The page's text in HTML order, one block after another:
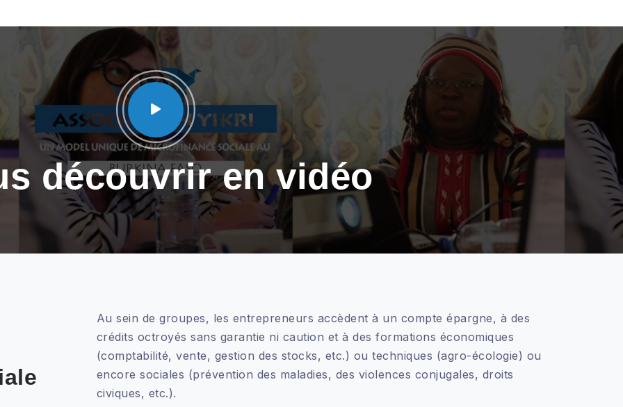
découvrir en vidéo
Au sein de groupes, les entrepreneurs accèdent à un compte épargne, à des
crédits octroyés sans garantie ni caution et à des formations économiques
(comptabilité, vente, gestion des stocks, etc.) ou techniques (agro-écologie) ou
encore sociales (prévention des maladies, des violences conjugales, droits
civiques, etc.).